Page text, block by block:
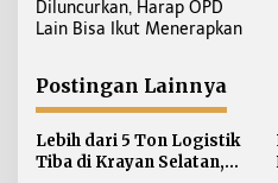
v
g
a
s
i
Diluncurkan, Harap OPD
Lain Bisa Ikut Menerapkan
Postingan Lainnya
Lebih dari 5 Ton Logistik
Tiba di Krayan Selatan,